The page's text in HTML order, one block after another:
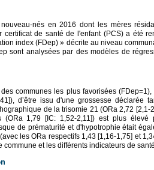
nés en 2016 dont les mères
certificat de santé de l'enfant (PCS) a été
index (FDep) » décrite au niveau
sont analysées par des modèles de
communes les plus favorisées
d’être issu d'une grossesse déclarée
de la trisomie 21 (ORa 2,72
(ORa 1,79 [IC: 1,52-2,11]) est plus élevé
de prématurité et d'hypotrophie était
les ORa respectifs 1,43 [1,16-1,75] et
commune et les différents indicateurs de